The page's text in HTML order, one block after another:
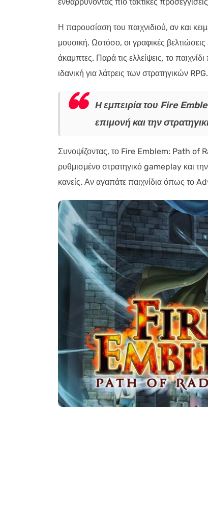
ενθαρρύνοντας πιο τακτικές
Η παρουσίαση του παιχνιδιού, αν και
μουσική. Ωστόσο, οι γραφικές
άκαμπτες. Παρά τις ελλείψεις, το
ιδανική για λάτρεις των στρατηγικών RPG.
Η εμπειρία του Fire
επιμονή και την
Συνοψίζοντας, το Fire Emblem: Path of
ρυθμισμένο στρατηγικό gameplay και
κανείς. Αν αγαπάτε παιχνίδια όπως το